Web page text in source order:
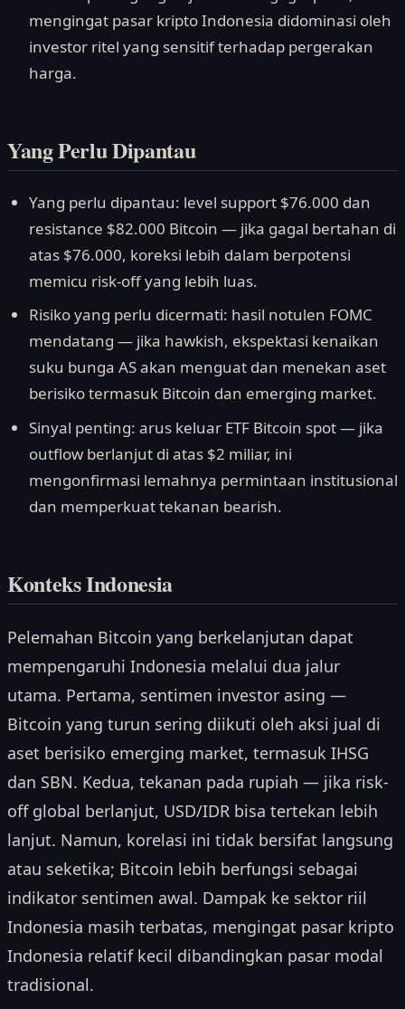
mengingat pasar kripto Indonesia didominasi oleh
investor ritel yang sensitif terhadap pergerakan
harga.
Yang Perlu Dipantau
Yang perlu dipantau: level support $76.000 dan
resistance $82.000 Bitcoin — jika gagal bertahan di
atas $76.000, koreksi lebih dalam berpotensi
memicu risk-off yang lebih luas.
Risiko yang perlu dicermati: hasil notulen FOMC
mendatang — jika hawkish, ekspektasi kenaikan
suku bunga AS akan menguat dan menekan aset
berisiko termasuk Bitcoin dan emerging market.
Sinyal penting: arus keluar ETF Bitcoin spot — jika
outflow berlanjut di atas $2 miliar, ini
mengonfirmasi lemahnya permintaan institusional
dan memperkuat tekanan bearish.
Konteks Indonesia
Pelemahan Bitcoin yang berkelanjutan dapat
mempengaruhi Indonesia melalui dua jalur
utama. Pertama, sentimen investor asing —
Bitcoin yang turun sering diikuti oleh aksi jual di
aset berisiko emerging market, termasuk IHSG
dan SBN. Kedua, tekanan pada rupiah — jika risk-
off global berlanjut, USD/IDR bisa tertekan lebih
lanjut. Namun, korelasi ini tidak bersifat langsung
atau seketika; Bitcoin lebih berfungsi sebagai
indikator sentimen awal. Dampak ke sektor riil
Indonesia masih terbatas, mengingat pasar kripto
Indonesia relatif kecil dibandingkan pasar modal
tradisional.